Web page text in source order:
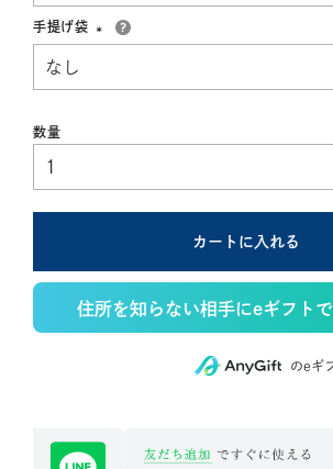
手提げ袋
カートに入れる
住所を知らない相手にeギフト
のeギ